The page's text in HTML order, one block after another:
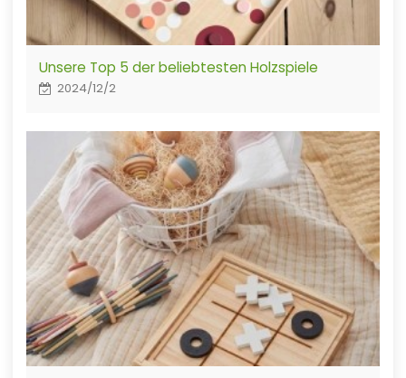
Unsere Top 5 der beliebtesten Holzspiele
2024/12/2